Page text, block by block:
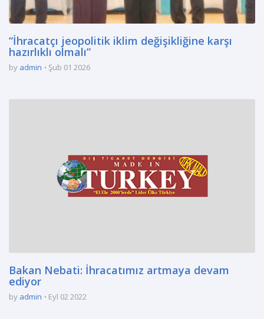
“İhracatçı jeopolitik iklim değişikliğine karşı
hazırlıklı olmalı”
by admin Şub 01 2026
Bakan Nebati: İhracatımız artmaya devam
ediyor
by admin Eyl 02 2022